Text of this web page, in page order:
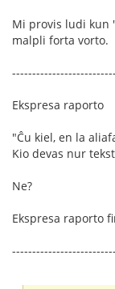
Mi provis ludi kun
malpli forta vorto.
Ekspresa raporto
"Ĉu kiel, en la
Kio devas nur
Ne?
Ekspresa raporto